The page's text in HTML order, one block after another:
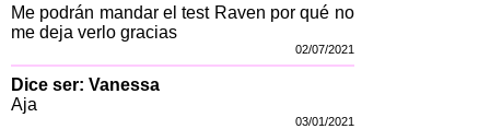
Me podrán mandar el test Raven por qué no
me deja verlo gracias
02/07/2021
Dice ser: Vanessa
Aja
03/01/2021